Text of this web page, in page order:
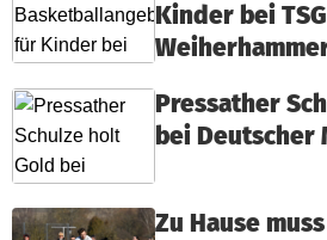
Kinder bei
Pressather
bei Deutscher
Zu Hause